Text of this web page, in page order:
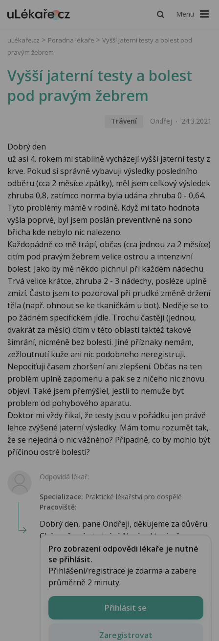
Menu
uLékaře.cz Poradna lékaře
Vyšší jaterní testy a bolest pod
pravým žebrem
Vyšší jaterní testy a bolest
pod pravým žebrem
Trávení Ondřej 24.3.2021
Dobrý den
už asi 4. rokem mi stabilně vycházejí vyšší jaterní testy z
krve. Pokud si správně vybavuji výsledky posledního
odběru (cca 2 měsíce zpátky), měl jsem celkový výsledek
zhruba 0,8, zatímco norma byla udána zhruba 0 - 0,64.
Tyto problémy mámě v rodině. Když mi tato hodnota
vyšla poprvé, byl jsem poslán preventivně na sono
břicha kde nebylo nic nalezeno.
Každopádně co mě trápí, občas (cca jednou za 2 měsíce)
citím pod pravým žebrem velice ostrou a intenzivní
bolest. Jako by mě někdo pichnul při každém nádechu.
Trvá velice krátce, zhruba 2 - 3 nádechy, posléze uplně
zmizí. Často jsem to pozoroval při prudké změně držení
těla (např. ohnout se ke tkaničkám u bot). Neděje se to
po žádném specifickém jídle. Trochu častěji (jednou,
dvakrát za měsíc) cítím v této oblasti taktéž takové
šimrání, nicméně bez bolesti. Jiné příznaky nemám,
zežloutnutí kuže ani nic podobneho neregistruji.
Nepociťuji časem zhoršení ani zlepšení. Občas na ten
problém uplně zapomenu a pak se z ničeho nic znovu
objeví. Také jsem přemýšlel, jestli to nemuže byt
problem od pohybového aparatu.
Doktor mi vždy řikal, že testy jsou v pořádku jen právě
lehce zvýšené jaterní výsledky. Mám tomu rozumět tak,
že se nejedná o nic vážného? Případně, co by mohlo být
příčinou ostré bolesti?
Odpovídá lékař:
Specializace: Praktické lékařství pro dospělé
Pracoviště:
Dobrý den, pane Ondřeji, děkujeme za důvěru.
Chápu, že vás to trápí. Nevím, který přesn...
Pro zobrazení odpovědi lékaře je nutné
se přihlásit.
Přihlášení/registrace je zdarma a zabere
průměrně 2 minuty.
Přihlásit se
Zaregistrovat